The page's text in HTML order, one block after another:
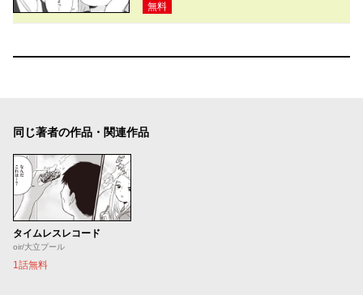
無料
同じ著者の作品・関連作品
タイムレスレコード
oir/大立プール
1話無料